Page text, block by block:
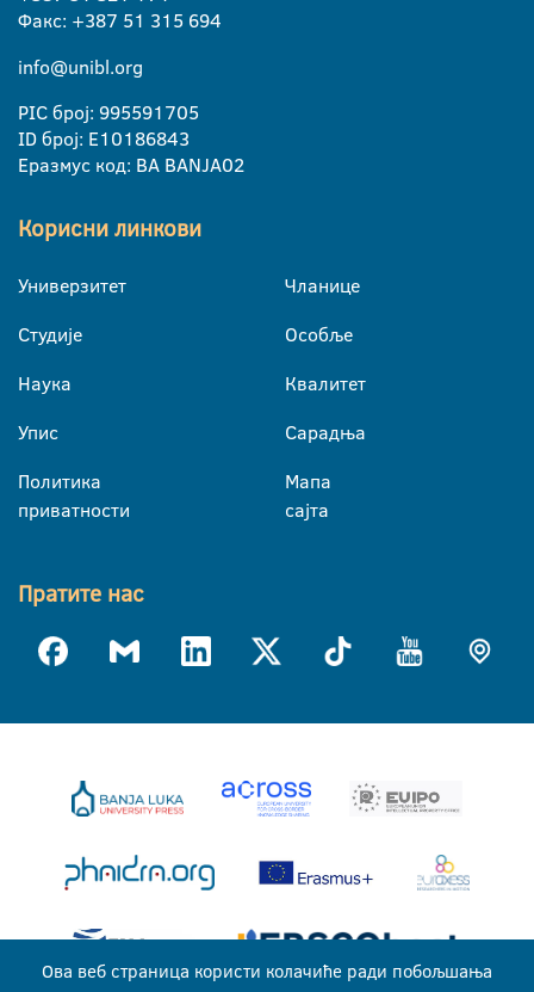
Факс: +387 51 315 694
info@unibl.org
PIC број: 995591705
ID број: E10186843
Еразмус код: BA BANJA02
Корисни линкови
Универзитет
Студије
Наука
Упис
Политика
приватности
Чланице
Особље
Квалитет
Сарадња
Мапа
сајта
Пратите нас
Ова веб страница користи колачиће ради побољшања